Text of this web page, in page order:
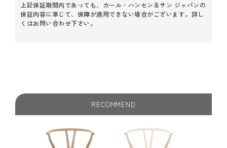
上記保証期間内であっても、カール・ハンセン＆サン ジャパンの
保証内容に準じて、保障が適用できない場合がございます。詳し
くはお問い合わせ下さい。
RECOMMEND